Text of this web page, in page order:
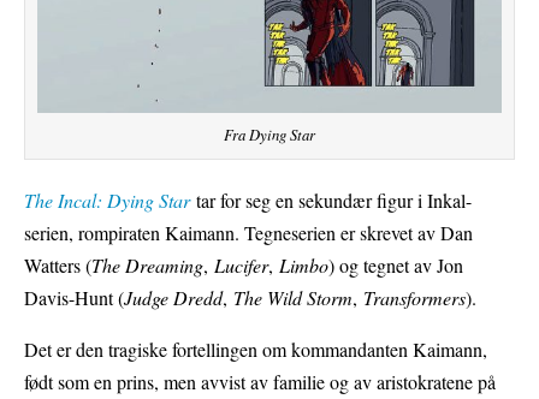
Fra Dying Star
The Incal: Dying Startar for seg en sekundær figur i Inkal-
serien, rompiraten Kaimann. Tegneserien er skrevet av Dan
Watters (The Dreaming, Lucifer, Limbo) og tegnet av Jon
Davis-Hunt (Judge Dredd, The Wild Storm, Transformers).
Det er den tragiske fortellingen om kommandanten Kaimann,
født som en prins, men avvist av familie og av aristokratene på